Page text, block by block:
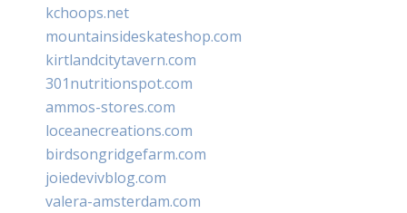
kchoops.net
mountainsideskateshop.com
kirtlandcitytavern.com
301nutritionspot.com
ammos-stores.com
loceanecreations.com
birdsongridgefarm.com
joiedevivblog.com
valera-amsterdam.com